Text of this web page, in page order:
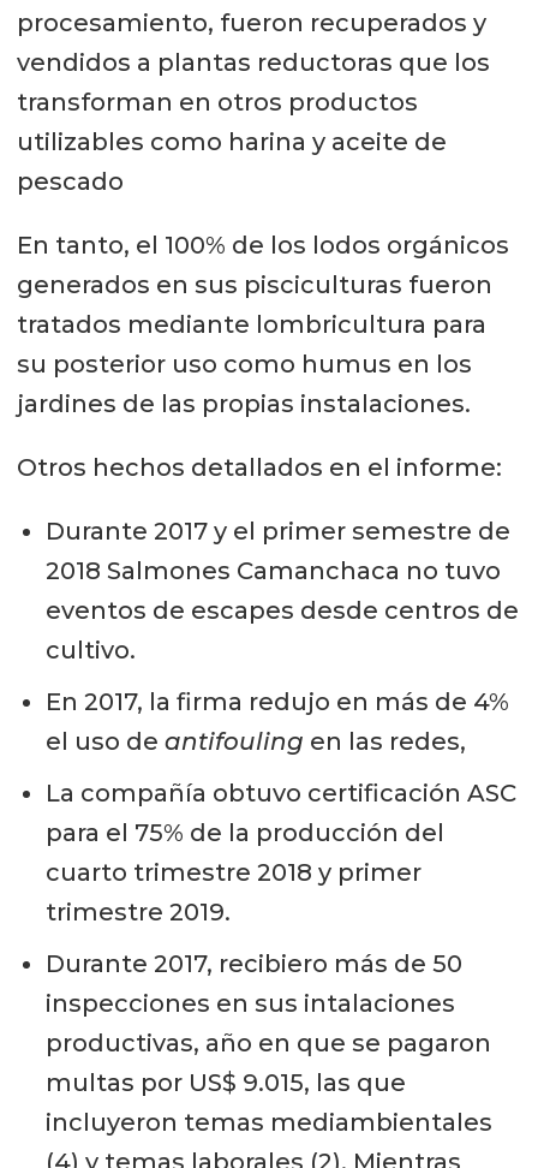
procesamiento, fueron recuperados y
vendidos a plantas reductoras que los
transforman en otros productos
utilizables como harina y aceite de
pescado
En tanto, el 100% de los lodos orgánicos
generados en sus pisciculturas fueron
tratados mediante lombricultura para
su posterior uso como humus en los
jardines de las propias instalaciones.
Otros hechos detallados en el informe:
Durante 2017 y el primer semestre de
2018 Salmones Camanchaca no tuvo
eventos de escapes desde centros de
cultivo.
En 2017, la firma redujo en más de 4%
el uso de antifouling en las redes,
La compañía obtuvo certificación ASC
para el 75% de la producción del
cuarto trimestre 2018 y primer
trimestre 2019.
Durante 2017, recibiero más de 50
inspecciones en sus intalaciones
productivas, año en que se pagaron
multas por US$ 9.015, las que
incluyeron temas mediambientales
(4) y temas laborales (2). Mientras